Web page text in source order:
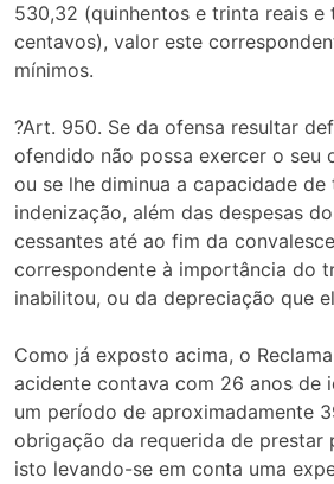
530,32 (quinhentos e trinta reais e
centavos), valor este
mínimos.
?Art. 950. Se da ofensa resultar
ofendido não possa exercer o seu
ou se lhe diminua a capacidade de
indenização, além das despesas
cessantes até ao fim da
correspondente à importância do
inabilitou, ou da depreciação que
Como já exposto acima, o
acidente contava com 26 anos de
um período de aproximadamente
obrigação da requerida de prestar
isto levando-se em conta uma